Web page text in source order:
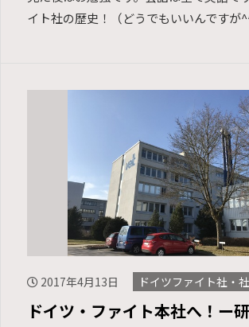
イト社の歴史！（どうでもいいんです
2017年4月13日 ドイツファイト社・
ドイツ・ファイト本社へ！ー